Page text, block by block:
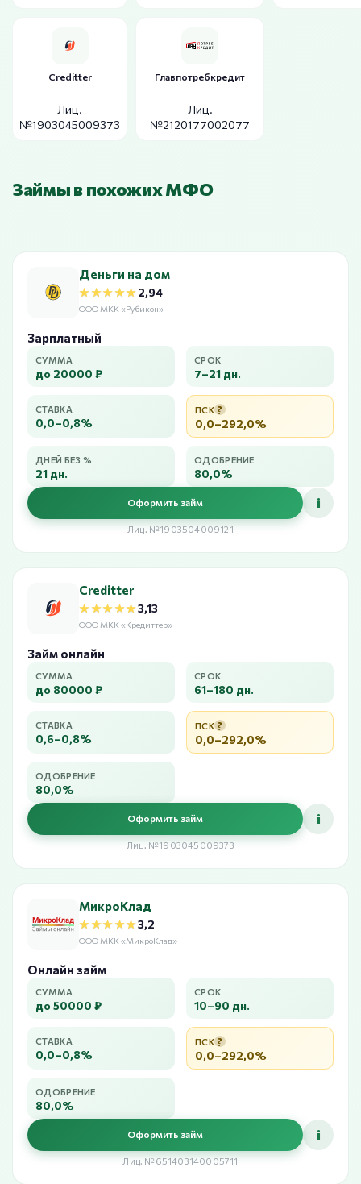
Creditter
Лиц.
№1903045009373
Главпотребкредит
Лиц.
№2120177002077
Займы в похожих МФО
Деньги на дом
★★★★★
★★★★★2,94
ООО МКК «Рубикон»
Зарплатный
СУММА
до 20000 ₽
СРОК
7–21 дн.
СТАВКА
0,0–0,8%
ПСК ?
0,0–292,0%
ДНЕЙ БЕЗ %
21 дн.
ОДОБРЕНИЕ
80,0%
Оформить займ i
Лиц. №1903504009121
Creditter
★★★★★
★★★★★3,13
ООО МКК «Кредиттер»
Займ онлайн
СУММА
до 80000 ₽
СРОК
61–180 дн.
СТАВКА
0,6–0,8%
ПСК ?
0,0–292,0%
ОДОБРЕНИЕ
80,0%
Оформить займ i
Лиц. №1903045009373
МикроКлад
★★★★★
★★★★★3,2
ООО МКК «МикроКлад»
Онлайн займ
СУММА
до 50000 ₽
СРОК
10–90 дн.
СТАВКА
0,0–0,8%
ПСК ?
0,0–292,0%
ОДОБРЕНИЕ
80,0%
Оформить займ i
Лиц. №651403140005711